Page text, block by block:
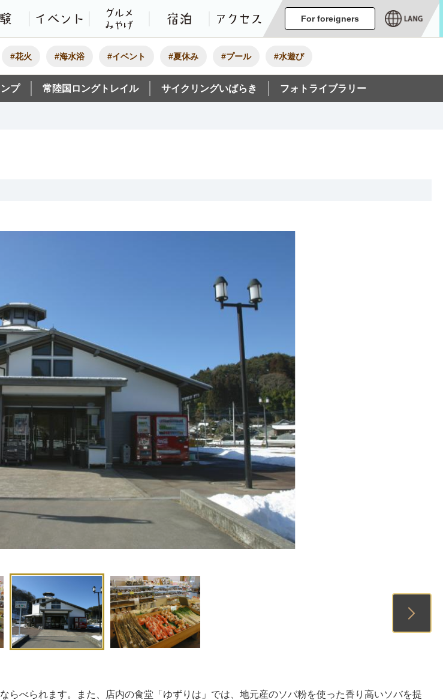
観光いばらき公式ホームページ
モデルコーススポット 体験 イベント グルメ・みやげ宿泊 アクセス
For foreigners
#花火 #海水浴 #イベント #夏休み #プール #水遊び
プ 常陸国ロングトレイル サイクリングいばらき フォトライブラリー
1
らべられます。また、店内の食堂「ゆずりは」では、地元産のソバ粉を使った香り高いソバを提